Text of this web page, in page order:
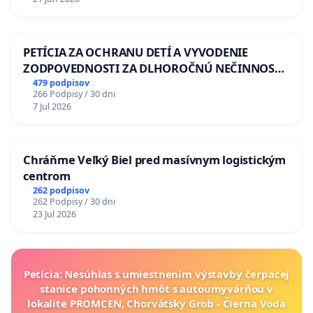
revidovaný Plán obnovy a odolnosti SR v znení z roku
2025, ku ktorého realizácii sa zaviazala súčasná vláda
Žiadame preradiť kľúčové alpínske biotopy svišťa a
kamzíka v Západných Tatrách (od Bobroveckej po
Kamenistú dolinu) z navrhovanej zóny B do zóny A.
Tieto územia predstavujú jadrové biotopy svišťa a
kamzíka a už v súčasnosti vykazujú prirodzený stav,
preto podľa zákona o ochrane prírody a krajiny patria
PETÍCIA ZA OCHRANU DETÍ A VYVODENIE
ZODPOVEDNOSTI ZA DLHOROČNÚ NEČINNOSŤ
A ZLYHANIE ŠTÁTU
479 podpisov
266 Podpisy / 30 dni
7 Jul 2026
Chráňme Veľký Biel pred masívnym logistickým
centrom
262 podpisov
262 Podpisy / 30 dni
23 Jul 2026
Petícia: Nesúhlas s umiestnením výstavby čerpacej
stanice pohonných hmôt s autoumyvárňou v
lokalite PROMCEN, Chorvátsky Grob - Čierna Voda